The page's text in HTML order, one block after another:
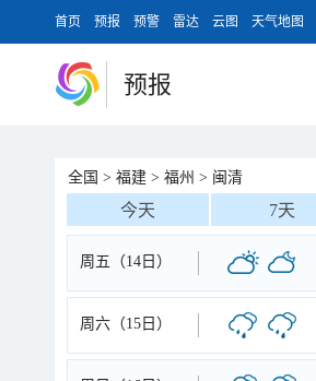
首页 预报 预警 雷达 云图 天气地图
预报
全国 > 福建 > 福州 > 闽清
今天 7天
周五（14日）
周六（15日）